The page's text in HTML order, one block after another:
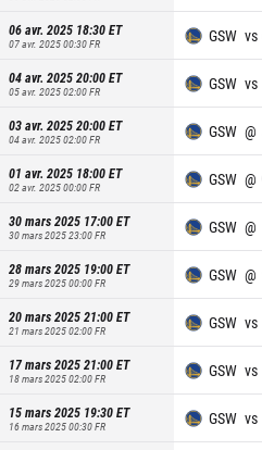
06 avr. 2025 18:30ET
07 avr. 2025 00:30FR GSW vs
04 avr. 2025 20:00ET
05 avr. 2025 02:00FR GSW vs
03 avr. 2025 20:00ET
04 avr. 2025 02:00FR GSW @
01 avr. 2025 18:00ET
02 avr. 2025 00:00FR GSW @
30 mars 2025 17:00ET
30 mars 2025 23:00FR GSW @
28 mars 2025 19:00ET
29 mars 2025 00:00FR GSW @
20 mars 2025 21:00ET
21 mars 2025 02:00FR GSW vs
17 mars 2025 21:00ET
18 mars 2025 02:00FR GSW vs
15 mars 2025 19:30ET
16 mars 2025 00:30FR GSW vs